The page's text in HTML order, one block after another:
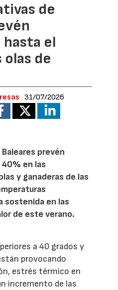
de
el
de
31/07/2026
prevén
en las
y ganaderas de las
sostenida en las
de este verano.
a 40 grados y
provocando
estrés térmico en
incremento de las